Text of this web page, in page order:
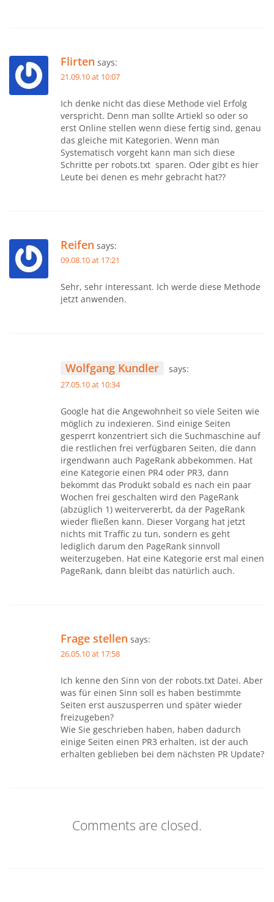
Flirten says:
21.09.10 at 10:07
Ich denke nicht das diese Methode viel Erfolg
verspricht. Denn man sollte Artiekl so oder so
erst Online stellen wenn diese fertig sind, genau
das gleiche mit Kategorien. Wenn man
Systematisch vorgeht kann man sich diese
Schritte per robots.txt sparen. Oder gibt es hier
Leute bei denen es mehr gebracht hat??
Reifen says:
09.08.10 at 17:21
Sehr, sehr interessant. Ich werde diese Methode
jetzt anwenden.
Wolfgang Kundler says:
27.05.10 at 10:34
Google hat die Angewohnheit so viele Seiten wie
möglich zu indexieren. Sind einige Seiten
gesperrt konzentriert sich die Suchmaschine auf
die restlichen frei verfügbaren Seiten, die dann
irgendwann auch PageRank abbekommen. Hat
eine Kategorie einen PR4 oder PR3, dann
bekommt das Produkt sobald es nach ein paar
Wochen frei geschalten wird den PageRank
(abzüglich 1) weitervererbt, da der PageRank
wieder fließen kann. Dieser Vorgang hat jetzt
nichts mit Traffic zu tun, sondern es geht
lediglich darum den PageRank sinnvoll
weiterzugeben. Hat eine Kategorie erst mal einen
PageRank, dann bleibt das natürlich auch.
Frage stellen says:
26.05.10 at 17:58
Ich kenne den Sinn von der robots.txt Datei. Aber
was für einen Sinn soll es haben bestimmte
Seiten erst auszusperren und später wieder
freizugeben?
Wie Sie geschrieben haben, haben dadurch
einige Seiten einen PR3 erhalten, ist der auch
erhalten geblieben bei dem nächsten PR Update?
Comments are closed.